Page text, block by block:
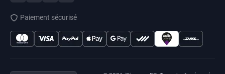
Paiement sécurisé